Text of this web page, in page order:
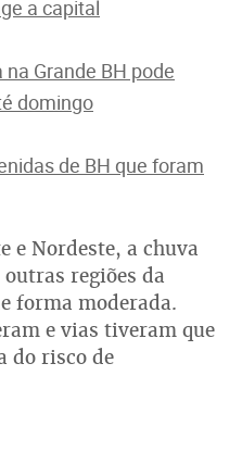
a capital
Grande BH pode
domingo
de BH que foram
e Nordeste, a chuva
regiões da
forma moderada.
e vias tiveram que
do risco de